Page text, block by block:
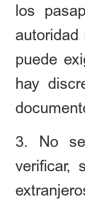
los
puede
hay
3. No
verificar,